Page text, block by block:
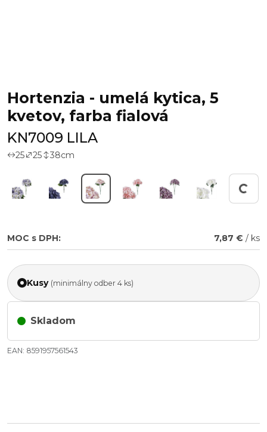
Hortenzia - umelá kytica, 5
kvetov, farba fialová
KN7009 LILA
25 25 38cm
Working...
MOC s DPH: 7,87 € / ks
Kusy (minimálny odber 4 ks)
Skladom
EAN: 8591957561543